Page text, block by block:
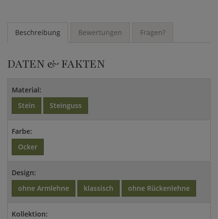
Beschreibung Bewertungen Fragen?
DATEN & FAKTEN
Material:
Stein
Steinguss
Farbe:
Ocker
Design:
ohne Armlehne
klassisch ohne Rückenlehne
Kollektion: